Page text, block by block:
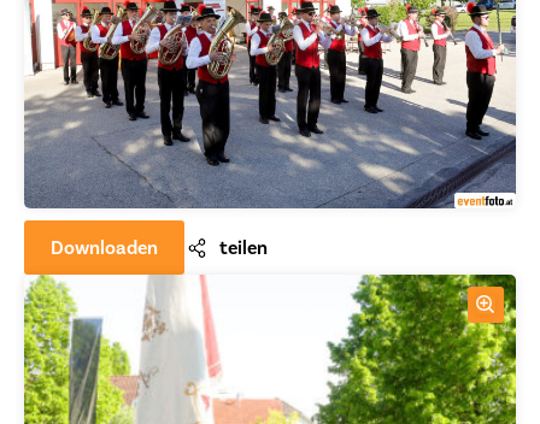
Downloaden teilen